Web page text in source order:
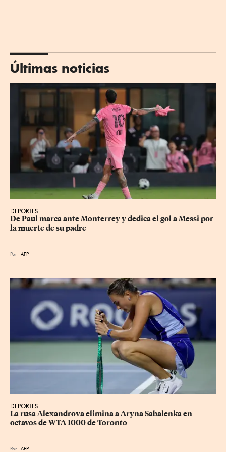
Últimas noticias
DEPORTES
De Paul marca ante Monterrey y dedica el gol a Messi por
la muerte de su padre
Por AFP
DEPORTES
La rusa Alexandrova elimina a Aryna Sabalenka en
octavos de WTA 1000 de Toronto
Por AFP